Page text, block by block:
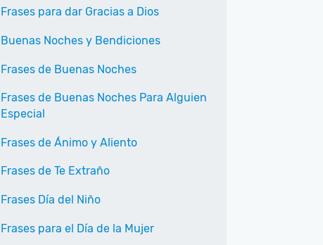
Frases para dar Gracias a Dios
Buenas Noches y Bendiciones
Frases de Buenas Noches
Frases de Buenas Noches Para Alguien
Especial
Frases de Ánimo y Aliento
Frases de Te Extraño
Frases Día del Niño
Frases para el Día de la Mujer